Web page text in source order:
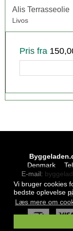
Vi bruger cookies
bedste oplevelse
Læs mere om
Alis Terrasseolie
Livos
Pris fra
Denmark
E-mail: